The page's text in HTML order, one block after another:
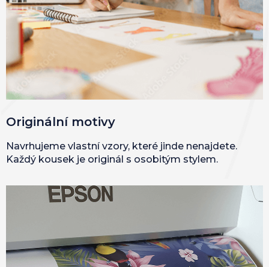
Originální motivy
Navrhujeme vlastní vzory, které jinde nenajdete.
Každý kousek je originál s osobitým stylem.